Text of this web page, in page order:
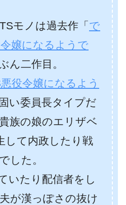
モノは過去作「 で
嬢になるようで
ん二作目。
役令嬢になるよう
い委員長タイプだ
族の娘のエリザベ
して内政したり戦
した。
いたり配信者をし
が漢っぽさの抜け